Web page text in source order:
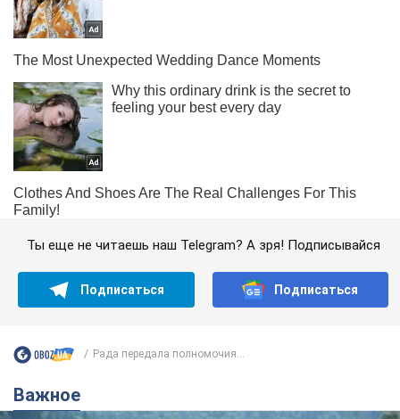
Ты еще не читаешь наш Telegram? А зря! Подписывайся
Подписаться Подписаться
Рада передала полномочия...
Важное